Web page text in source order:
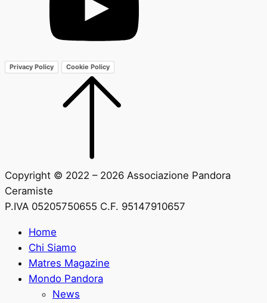
Privacy Policy Cookie Policy
Copyright © 2022 – 2026 Associazione Pandora
Ceramiste
P.IVA 05205750655 C.F. 95147910657
Home
Chi Siamo
Matres Magazine
Mondo Pandora
News